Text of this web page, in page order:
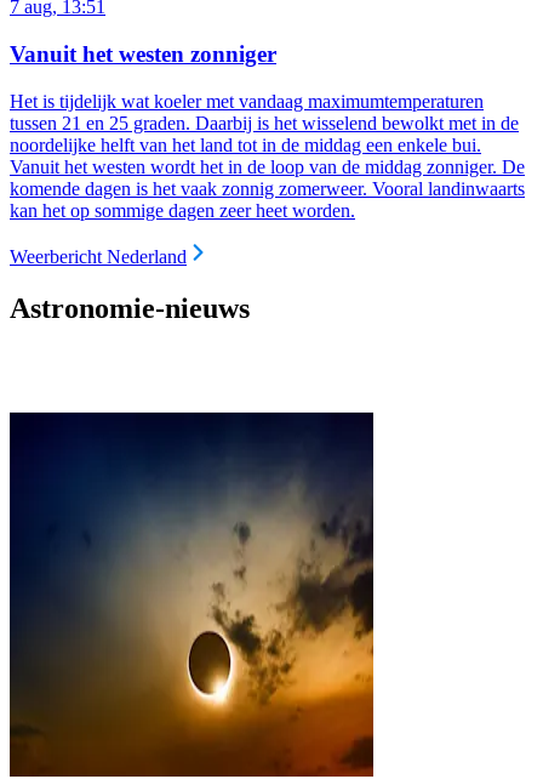
7 aug, 13:51
Vanuit het westen zonniger
Het is tijdelijk wat koeler met vandaag maximumtemperaturen
tussen 21 en 25 graden. Daarbij is het wisselend bewolkt met in de
noordelijke helft van het land tot in de middag een enkele bui.
Vanuit het westen wordt het in de loop van de middag zonniger. De
komende dagen is het vaak zonnig zomerweer. Vooral landinwaarts
kan het op sommige dagen zeer heet worden.
Weerbericht Nederland
Astronomie-nieuws